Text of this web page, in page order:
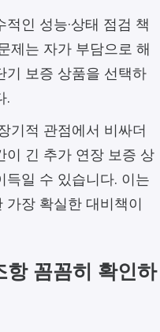
적인 성능·상태 점검 책
제는 자가 부담으로 해
기 보증 상품을 선택하
.
기적 관점에서 비싸더
이 긴 추가 연장 보증 상
득일 수 있습니다. 이는
가장 확실한 대비책이
항 꼼꼼히 확인하